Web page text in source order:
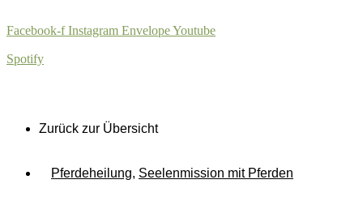
Facebook-f Instagram EnvelopeYoutube
Spotify
Zurück zur Übersicht
Pferdeheilung, Seelenmission mit Pferden